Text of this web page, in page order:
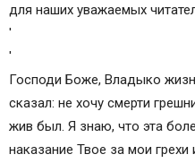
для наших уважаемых
'
'
Господи Боже, Владыко
сказал: не хочу смерти
жив был. Я знаю, что эта
наказание Твое за мои